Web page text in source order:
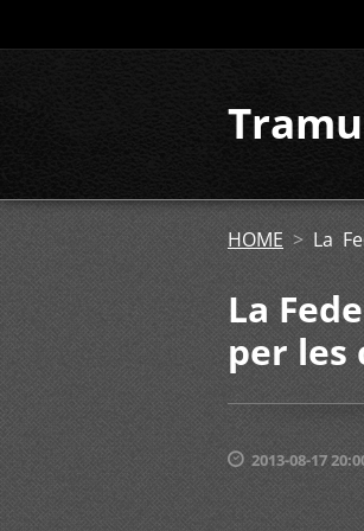
HOME > La
La
per les
2013-08-17